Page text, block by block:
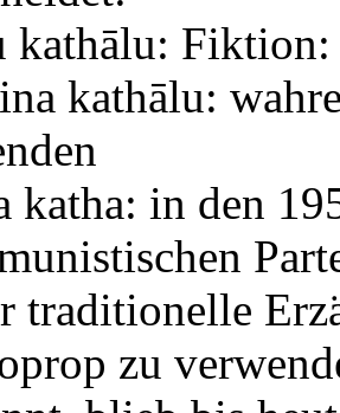
kathālu:
kathālu:
katha: in den
traditionelle
zu